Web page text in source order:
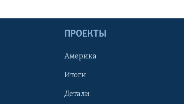
ПРОЕКТЫ
Америка
Итоги
Детали